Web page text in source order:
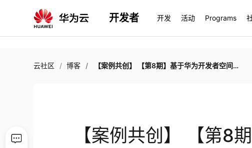
开发者 开发 活动 Programs
云社区 博客 【案例共创】 【第8期】基于华为开发者空间云开发环境（容器），集成华为AI服务（Agent或MaaS API）,完成AI应用构建
【案例共创】 【第8